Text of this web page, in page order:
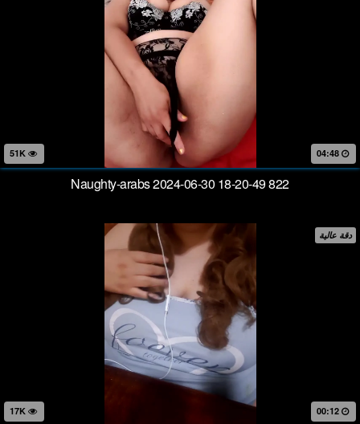
04:48
Naughty-arabs 2024-06-30 18-20-49 822
دقة عالية
00:12